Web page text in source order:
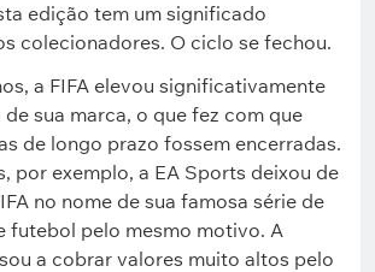
edição tem um significado
colecionadores. O ciclo se fechou.
a FIFA elevou significativamente
sua marca, o que fez com que
de longo prazo fossem encerradas.
por exemplo, a EA Sports deixou de
no nome de sua famosa série de
futebol pelo mesmo motivo. A
a cobrar valores muito altos pelo